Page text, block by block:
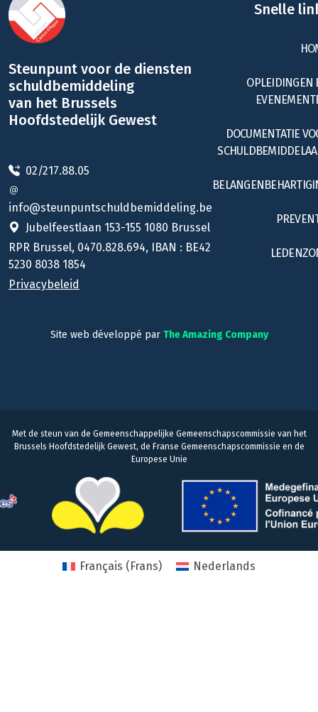
Steunpunt voor de diensten
schuldbemiddeling
van het Brussels
Hoofdstedelijk Gewest
02/217.88.05
info@steunpuntschuldbemiddeling.be
Jubelfeestlaan 153-155 1080 Brussel
RPR Brussel, 0470.828.694, IBAN : BE42
5230 8038 1854
Privacybeleid
Snelle
OPLEIDINGEN
DOCUMENTATIE
Site web développé par The Amazing Company
Met de steun van de Gemeenschappelijke Gemeenschapscommissie van het
Brussels Hoofdstedelijk Gewest, de Franse Gemeenschapscommissie en de
Europese Unie
Français (Frans) Nederlands